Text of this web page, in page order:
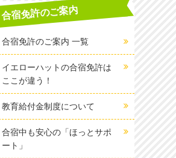
合宿免許のご案内
合宿免許のご案内 一覧
イエローハットの合宿免許は
ここが違う！
教育給付金制度について
合宿中も安心の「ほっとサポ
ート」